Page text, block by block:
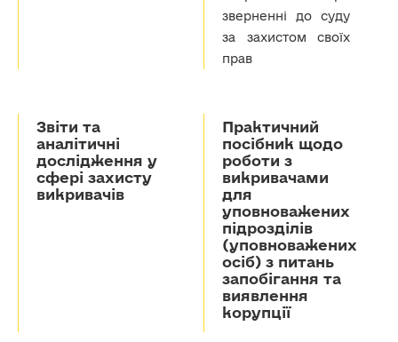
зверненні до суду
за захистом своїх
прав
Звіти та
аналітичні
дослідження у
сфері захисту
викривачів
Практичний
посібник щодо
роботи з
викривачами
для
уповноважених
підрозділів
(уповноважених
осіб) з питань
запобігання та
виявлення
корупції